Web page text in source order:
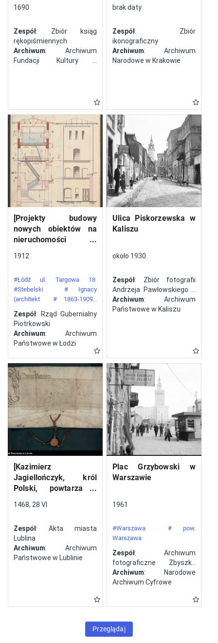
1690
Zespół: Zbiór ksiąg
rękopiśmiennych
Archiwum: Archiwum
Fundacji Kultury i
brak daty
Zespół: Zbiór
ikonograficzny
Archiwum: Archiwum
Narodowe w Krakowie
[Projekty budowy
nowych obiektów na
nieruchomości
numerem 34 przy ulicy
Łodzi]
1912
#Łódź ul. Targowa 18
#Stebelski
# Ignacy
(architekt
# 1863-1909)
Zespół: Rząd Gubernialny
Piotrkowski
Archiwum: Archiwum
Państwowe w Łodzi
Ulica Piskorzewska w
Kaliszu
około 1930
Zespół: Zbiór fotografii
Andrzeja Pawłowskiego z
Kalisza
Archiwum: Archiwum
Państwowe w Kaliszu
[Kazimierz
Jagiellończyk, król
Polski, powtarza i
wystawiony w Lublinie,
Jana ze Szczekocin,
starostę
1468, 28 VI
Zespół: Akta miasta
Lublina
Archiwum: Archiwum
Państwowe w Lublinie
Plac Grzybowski w
Warszawie
1961
#Warszawa
# pow.
Warszawa
Zespół: Archiwum
fotograficzne Zbyszka
Siemaszki
Archiwum: Narodowe
Archiwum Cyfrowe
Przeglądaj